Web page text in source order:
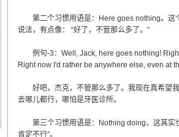
第二个习惯用语是：Here goes nothing。这
说法，有点像： “好了，不管那么多了。”
例句-3：Well, Jack, here goes nothing! Right
Right now I'd rather be anywhere else, even at
好吧，杰克，不管那么多了。我现在真希望我
去哪儿都行，哪怕是牙医诊所。
第三个习惯用语是：Nothing doing，这其实也
肯定不行”。